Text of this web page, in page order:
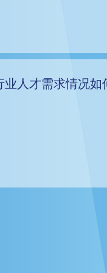
业人才需求情况如